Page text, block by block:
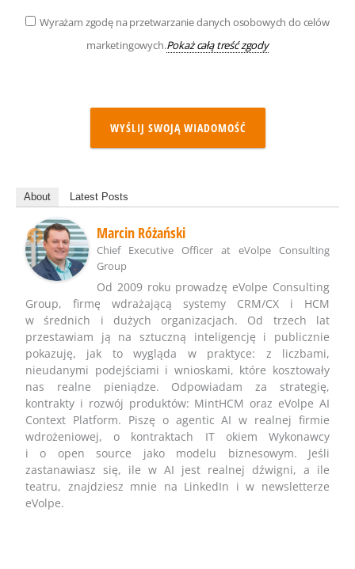
Wyrażam zgodę na przetwarzanie danych osobowych do celów
marketingowych.Pokaż całą treść zgody
WYŚLIJ SWOJĄ WIADOMOŚĆ
About Latest Posts
Marcin Różański
Chief Executive Officer at eVolpe Consulting
Group
Od 2009 roku prowadzę eVolpe Consulting
Group, firmę wdrażającą systemy CRM/CX i HCM
w średnich i dużych organizacjach. Od trzech lat
przestawiam ją na sztuczną inteligencję i publicznie
pokazuję, jak to wygląda w praktyce: z liczbami,
nieudanymi podejściami i wnioskami, które kosztowały
nas realne pieniądze. Odpowiadam za strategię,
kontrakty i rozwój produktów: MintHCM oraz eVolpe AI
Context Platform. Piszę o agentic AI w realnej firmie
wdrożeniowej, o kontraktach IT okiem Wykonawcy
i o open source jako modelu biznesowym. Jeśli
zastanawiasz się, ile w AI jest realnej dźwigni, a ile
teatru, znajdziesz mnie na LinkedIn i w newsletterze
eVolpe.